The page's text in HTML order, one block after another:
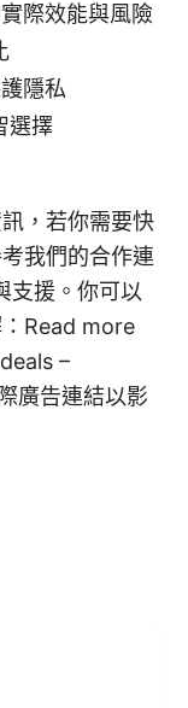
際效能與風險
隱私
選擇
，若你需要快
我們的合作連
支援。你可以
Read more
–
廣告連結以影